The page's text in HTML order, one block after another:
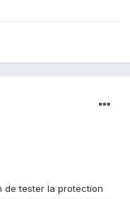
de tester la protection